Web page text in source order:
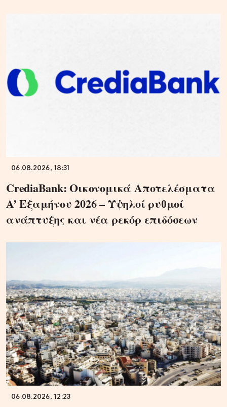
06.08.2026, 18:31
CrediaBank: Οικονομικά Αποτελέσματα
A’ Εξαμήνου 2026 – Υψηλοί ρυθμοί
ανάπτυξης και νέα ρεκόρ επιδόσεων
06.08.2026, 12:23